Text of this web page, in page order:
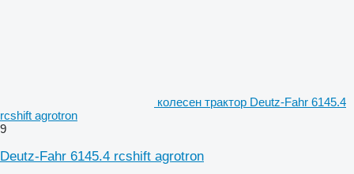
колесен трактор Deutz-Fahr 6145.4
rcshift agrotron
9
Deutz-Fahr 6145.4 rcshift agrotron